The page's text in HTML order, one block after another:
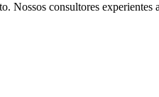
Nossos consultores